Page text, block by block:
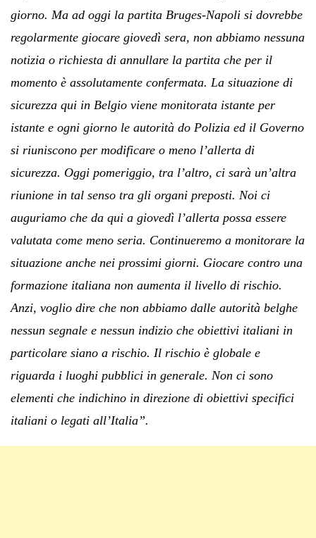
giorno. Ma ad oggi la partita Bruges-Napoli si dovrebbe
regolarmente giocare giovedì sera, non abbiamo nessuna
notizia o richiesta di annullare la partita che per il
momento è assolutamente confermata. La situazione di
sicurezza qui in Belgio viene monitorata istante per
istante e ogni giorno le autorità do Polizia ed il Governo
si riuniscono per modificare o meno l’allerta di
sicurezza. Oggi pomeriggio, tra l’altro, ci sarà un’altra
riunione in tal senso tra gli organi preposti. Noi ci
auguriamo che da qui a giovedì l’allerta possa essere
valutata come meno seria. Continueremo a monitorare la
situazione anche nei prossimi giorni. Giocare contro una
formazione italiana non aumenta il livello di rischio.
Anzi, voglio dire che non abbiamo dalle autorità belghe
nessun segnale e nessun indizio che obiettivi italiani in
particolare siano a rischio. Il rischio è globale e
riguarda i luoghi pubblici in generale. Non ci sono
elementi che indichino in direzione di obiettivi specifici
italiani o legati all’Italia”.